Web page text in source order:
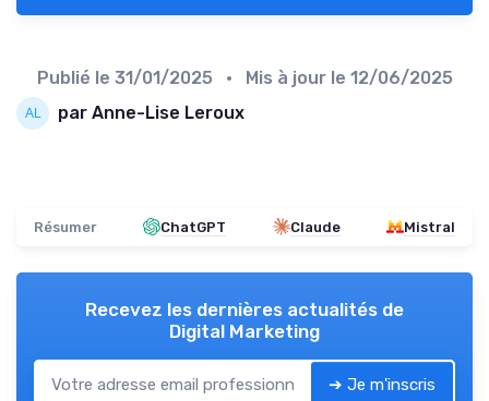
Publié le 31/01/2025 • Mis à jour le 12/06/2025
par Anne-Lise Leroux
Résumer ChatGPT Claude Mistral
Recevez les dernières actualités de
Digital Marketing
➔ Je m'inscris